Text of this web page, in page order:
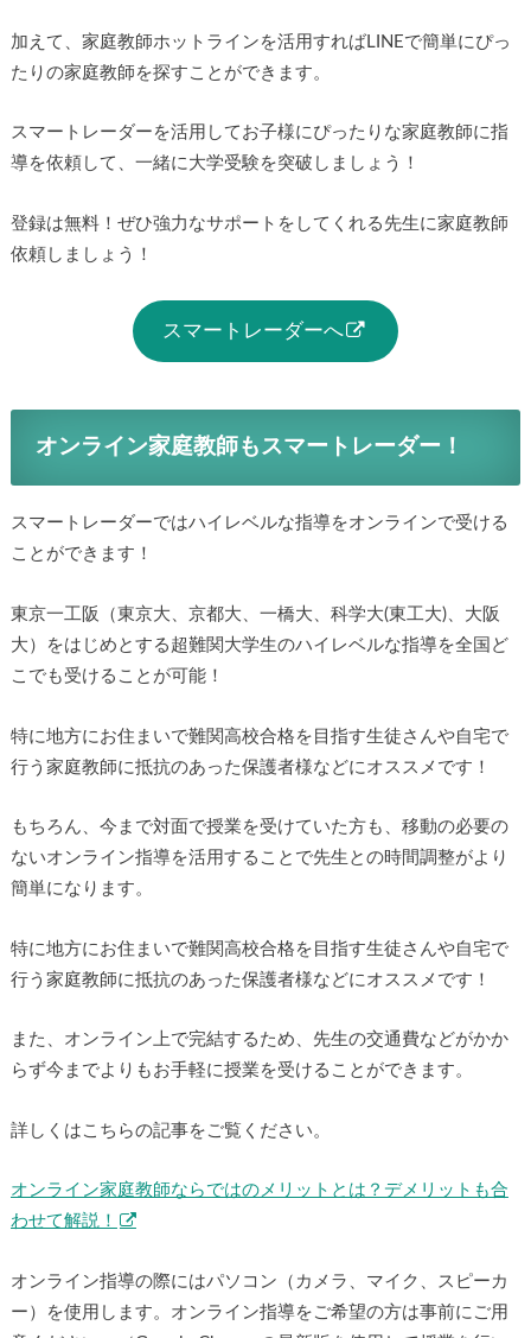
加えて、家庭教師ホットラインを活用すればLINEで簡単にぴっ
たりの家庭教師を探すことができます。
スマートレーダーを活用してお子様にぴったりな家庭教師に指
導を依頼して、一緒に大学受験を突破しましょう！
登録は無料！ぜひ強力なサポートをしてくれる先生に家庭教師
依頼しましょう！
スマートレーダーへ
オンライン家庭教師もスマートレーダー！
スマートレーダーではハイレベルな指導をオンラインで受ける
ことができます！
東京一工阪（東京大、京都大、一橋大、科学大(東工大)、大阪
大）をはじめとする超難関大学生のハイレベルな指導を全国ど
こでも受けることが可能！
特に地方にお住まいで難関高校合格を目指す生徒さんや自宅で
行う家庭教師に抵抗のあった保護者様などにオススメです！
もちろん、今まで対面で授業を受けていた方も、移動の必要の
ないオンライン指導を活用することで先生との時間調整がより
簡単になります。
特に地方にお住まいで難関高校合格を目指す生徒さんや自宅で
行う家庭教師に抵抗のあった保護者様などにオススメです！
また、オンライン上で完結するため、先生の交通費などがかか
らず今までよりもお手軽に授業を受けることができます。
詳しくはこちらの記事をご覧ください。
オンライン家庭教師ならではのメリットとは？デメリットも合
わせて解説！
オンライン指導の際にはパソコン（カメラ、マイク、スピーカ
ー）を使用します。オンライン指導をご希望の方は事前にご用